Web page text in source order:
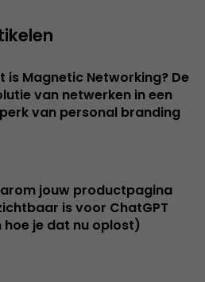
is Magnetic Networking? De
van netwerken in een
van personal branding
jouw productpagina
is voor ChatGPT
hoe je dat nu oplost)